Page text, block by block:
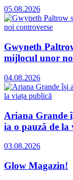
05.08.2026
Gwyneth
mijlocul unor
04.08.2026
Ariana Grande
ia o pauză de
03.08.2026
Glow Magazin!